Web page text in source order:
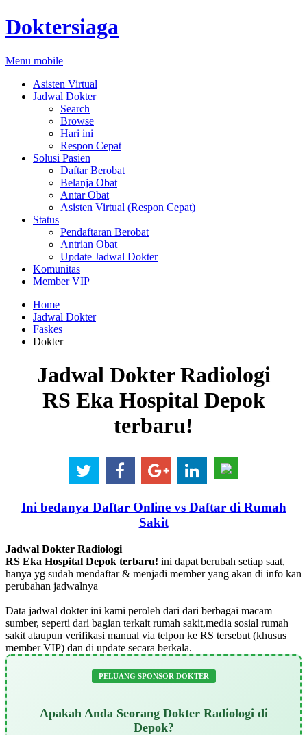
Doktersiaga
Menu mobile
Asisten Virtual
Jadwal Dokter
Search
Browse
Hari ini
Respon Cepat
Solusi Pasien
Daftar Berobat
Belanja Obat
Antar Obat
Asisten Virtual (Respon Cepat)
Status
Pendaftaran Berobat
Antrian Obat
Update Jadwal Dokter
Komunitas
Member VIP
Home
Jadwal Dokter
Faskes
Dokter
Jadwal Dokter Radiologi
RS Eka Hospital Depok
terbaru!
Ini bedanya Daftar Online vs Daftar di Rumah
Sakit
Jadwal Dokter Radiologi
RS Eka Hospital Depok terbaru! ini dapat berubah setiap saat,
hanya yg sudah mendaftar & menjadi member yang akan di info kan
perubahan jadwalnya
Data jadwal dokter ini kami peroleh dari dari berbagai macam
sumber, seperti dari bagian terkait rumah sakit,media sosial rumah
sakit ataupun verifikasi manual via telpon ke RS tersebut (khusus
member VIP) dan di update secara berkala.
PELUANG SPONSOR DOKTER
Apakah Anda Seorang Dokter Radiologi di
Depok?